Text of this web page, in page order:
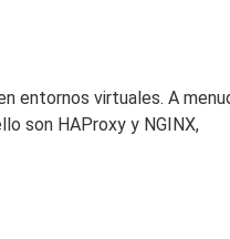
entornos virtuales. A
son HAProxy y NGINX,